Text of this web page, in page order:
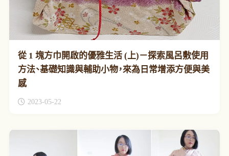
從 1 塊方巾開啟的優雅生活 (上)－探索風呂敷使用
方法、基礎知識與輔助小物，來為日常增添方便與美
感
2023-05-22